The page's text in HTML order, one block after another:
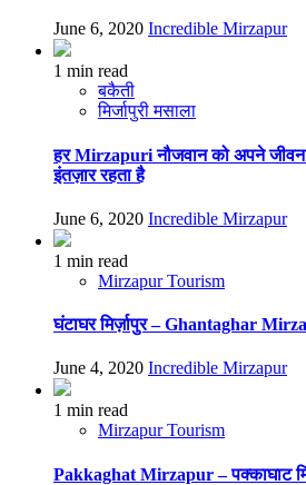
June 6, 2020 Incredible Mirzapur
1 min read
बकैती
मिर्जापुरी मसाला
हर Mirzapuri नौजवान को अपने जीवन
इंतज़ार रहता है
June 6, 2020 Incredible Mirzapur
1 min read
Mirzapur Tourism
घंटाघर मिर्ज़ापुर – Ghantaghar
June 4, 2020 Incredible Mirzapur
1 min read
Mirzapur Tourism
Pakkaghat Mirzapur – पक्काघाट